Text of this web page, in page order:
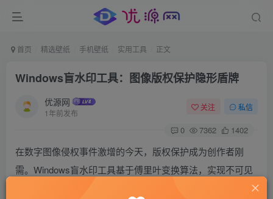
首页 精选壁纸 手机壁纸 实用工具 正文
Windows盲水印工具：图像版权保护隐形盾牌
优源网
1年前发布
关注 私信
0 7362 1402
在数字图像侵权事件激增的今天，版权保护成为创作者刚
需。Windows盲水印工具基于傅里叶变换算法，实现不可见
水印嵌入，完美平衡版权保护与视觉体验。支持Python2/3双